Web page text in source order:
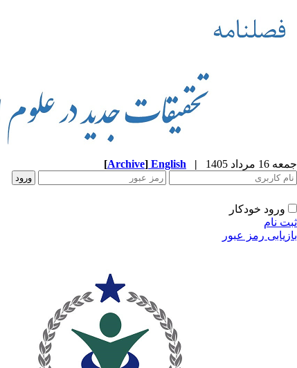
جمعه 16 مرداد 1405 |
English
[Archive]
ورود خودکار
ثبت نام
بازیابی رمز عبور